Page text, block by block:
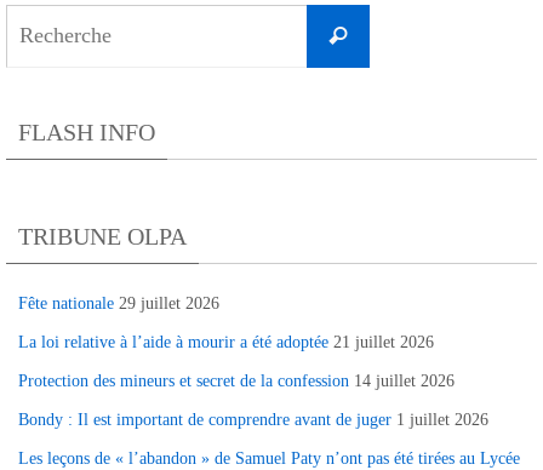
Recherche
FLASH INFO
TRIBUNE OLPA
Fête nationale 29 juillet 2026
La loi relative à l’aide à mourir a été adoptée 21 juillet 2026
Protection des mineurs et secret de la confession 14 juillet 2026
Bondy : Il est important de comprendre avant de juger 1 juillet 2026
Les leçons de « l’abandon » de Samuel Paty n’ont pas été tirées au Lycée